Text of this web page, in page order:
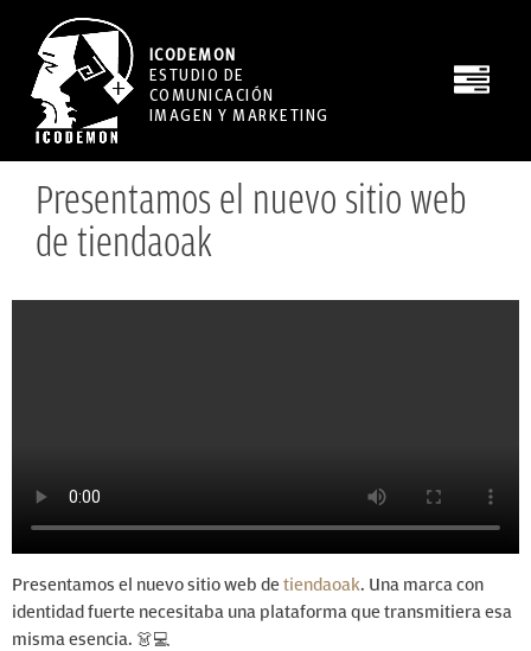
ICODEMON
ESTUDIO DE
COMUNICACIÓN
IMAGEN Y MARKETING
Presentamos el nuevo sitio web
de tiendaoak
Presentamos el nuevo sitio web detiendaoak. Una marca con
identidad fuerte necesitaba una plataforma que transmitiera esa
misma esencia. 👗💻